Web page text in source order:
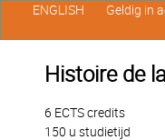
Histoire de
6 ECTS credits
150 u studietijd
ENGLISH Geldig in